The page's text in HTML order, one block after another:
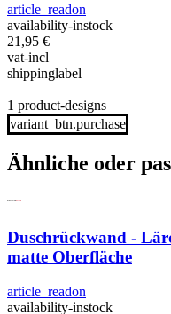
article_readon
availability-instock
21,95 €
vat-incl
shippinglabel
1 product-designs
variant_btn.purchase
Ähnliche oder
Duschrückwand -
matte Oberfläche
article_readon
availability-instock